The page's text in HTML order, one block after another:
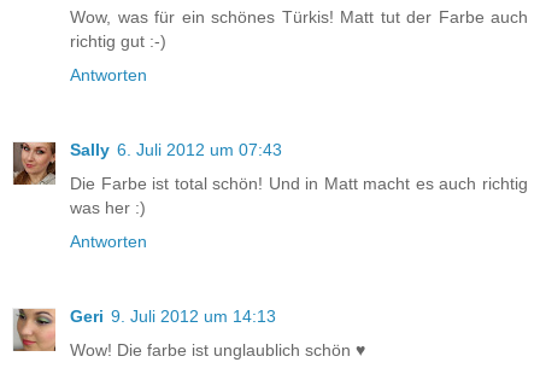
Wow, was für ein schönes Türkis! Matt tut der Farbe auch
richtig gut :-)
Antworten
Sally 6. Juli 2012 um 07:43
Die Farbe ist total schön! Und in Matt macht es auch richtig
was her :)
Antworten
Geri 9. Juli 2012 um 14:13
Wow! Die farbe ist unglaublich schön ♥